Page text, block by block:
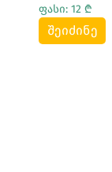
ფასი: 12 ₾
შეიძინე